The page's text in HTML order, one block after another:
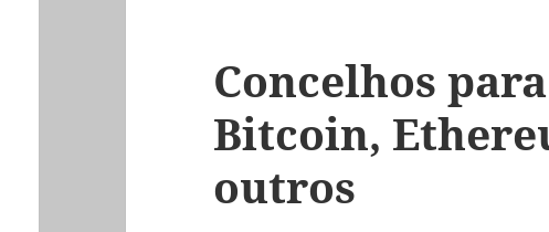
Concelhos
Bitcoin,
outros